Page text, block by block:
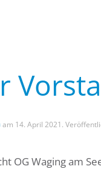
am 14. April 2021 .
OG Waging am